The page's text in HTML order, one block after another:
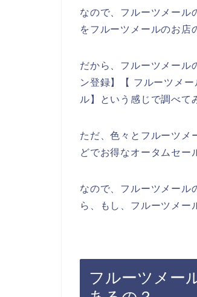
なので、フルーツメール
をフルーツメールのお店
だから、フルーツメール
ン登録】【 フルーツメ
ル】という感じで調べて
ただ、色々とフルーツメ
どでお得なオータムセー
なので、フルーツメール
ら、もし、フルーツメー
フルーツメー